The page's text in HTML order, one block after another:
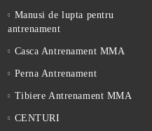
Manusi de lupta pentru
antrenament
Casca Antrenament MMA
Perna Antrenament
Tibiere Antrenament MMA
CENTURI